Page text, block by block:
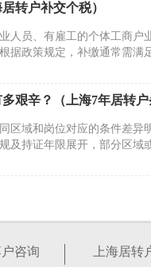
转户补交个税）
人员、有雇工的个体工商户
据政策规定，补缴通常需满
艰辛？（上海7年居转户
区域和岗位对应的条件差异
及持证年限展开，部分区域
变，申请人仍需满足持有《
咨询 上海居转